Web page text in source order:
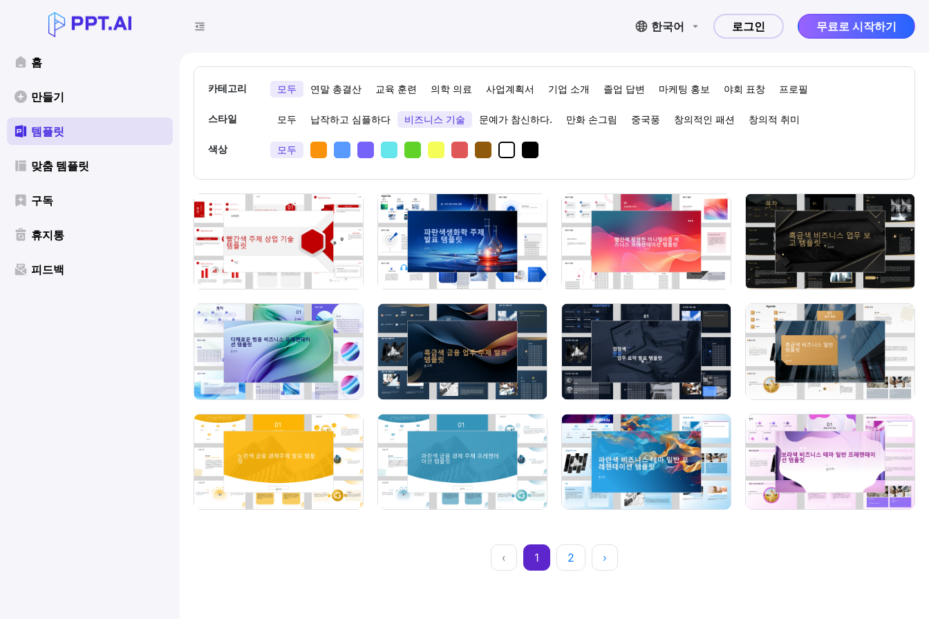
홈
만들기
템플릿
맞춤 템플릿
구독
휴지통
피드백
한국어 로그인 무료로 시작하기
카테고리 모두 연말 총결산 교육 훈련 의학 의료 사업계획서 기업 소개 졸업 답변 마케팅 홍보 야회 표창 프로필
스타일 모두 납작하고 심플하다 비즈니스 기술 문예가 참신하다. 만화 손그림 중국풍 창의적인 패션 창의적 취미
색상 모두
‹ 1 2 ›